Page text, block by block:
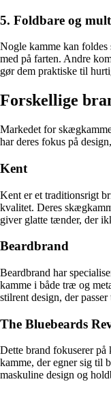
5. Foldbare og
Nogle kamme kan
med på farten. Andre
gør dem praktiske til
Forskellige
Markedet for
har deres fokus på
Kent
Kent er et traditionsrigt
kvalitet. Deres
giver glatte tænder, der
Beardbrand
Beardbrand har
kamme i både træ og
stilrent design, der
The Bluebeards
Dette brand fokuserer på
kamme, der egner sig til
maskuline design og